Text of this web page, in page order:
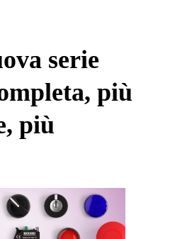
serie
più
più